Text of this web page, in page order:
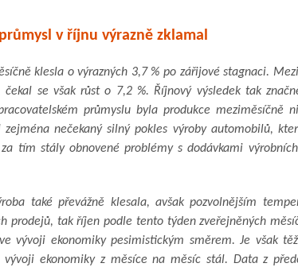
v říjnu výrazně zklamal
klesla o výrazných 3,7 % po zářijové stagnaci.
se však růst o 7,2 %. Říjnový výsledek tak
průmyslu byla produkce meziměsíčně
nečekaný silný pokles výroby automobilů,
tím stály obnovené problémy s dodávkami
také převážně klesala, avšak pozvolnějším
prodejů, tak říjen podle tento týden zveřejněných
vývoji ekonomiky pesimistickým směrem. Je však
ekonomiky z měsíce na měsíc stál. Data z